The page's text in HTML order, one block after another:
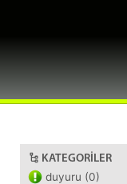
KATEGORILER
duyuru (0)